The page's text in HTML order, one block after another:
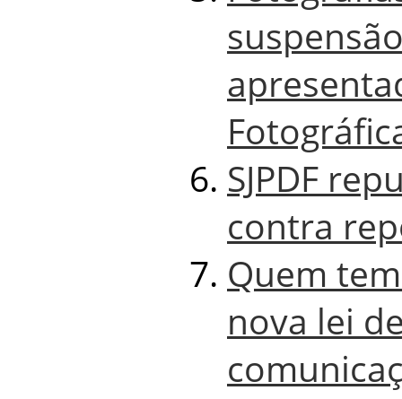
SJPDF
contra
Quem
nova lei